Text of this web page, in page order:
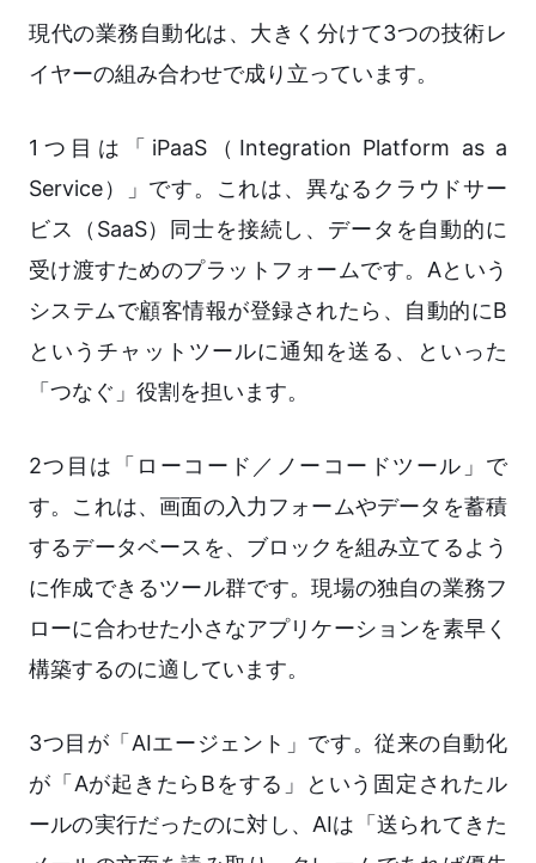
現代の業務自動化は、大きく分けて3つの技術レ
イヤーの組み合わせで成り立っています。
1つ目は「iPaaS（Integration Platform as a
Service）」です。これは、異なるクラウドサー
ビス（SaaS）同士を接続し、データを自動的に
受け渡すためのプラットフォームです。Aという
システムで顧客情報が登録されたら、自動的にB
というチャットツールに通知を送る、といった
「つなぐ」役割を担います。
2つ目は「ローコード／ノーコードツール」で
す。これは、画面の入力フォームやデータを蓄積
するデータベースを、ブロックを組み立てるよう
に作成できるツール群です。現場の独自の業務フ
ローに合わせた小さなアプリケーションを素早く
構築するのに適しています。
3つ目が「AIエージェント」です。従来の自動化
が「Aが起きたらBをする」という固定されたル
ールの実行だったのに対し、AIは「送られてきた